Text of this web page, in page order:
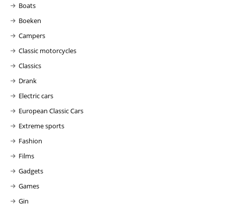
Boats
Boeken
Campers
Classic motorcycles
Classics
Drank
Electric cars
European Classic Cars
Extreme sports
Fashion
Films
Gadgets
Games
Gin